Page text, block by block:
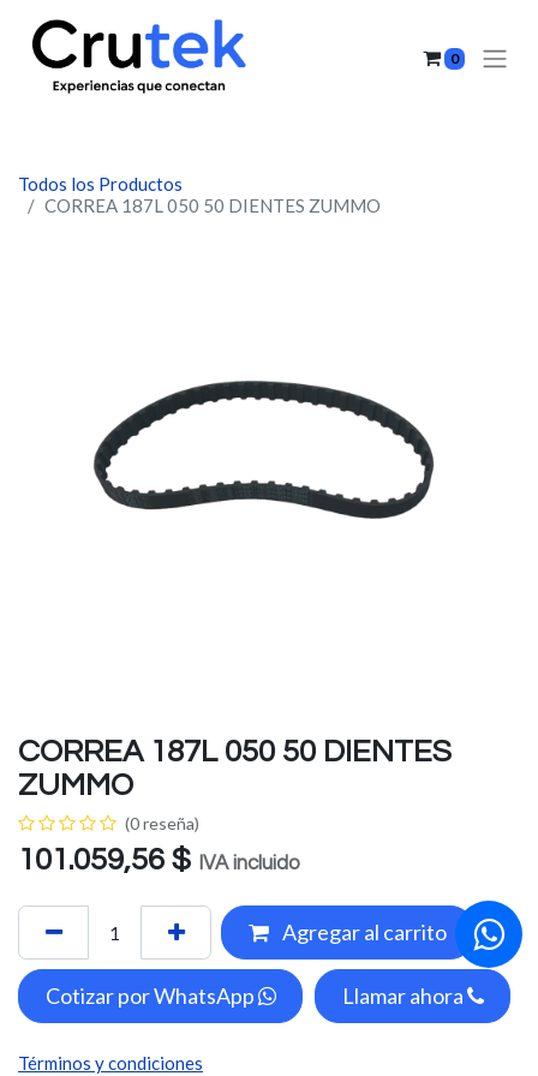
0
Todos los Productos
CORREA 187L 050 50 DIENTES ZUMMO
CORREA 187L 050 50 DIENTES
ZUMMO
(0 reseña)
101.059,56 $ IVA incluido
Agregar al carrito
Cotizar por WhatsApp Llamar ahora
Términos y condiciones